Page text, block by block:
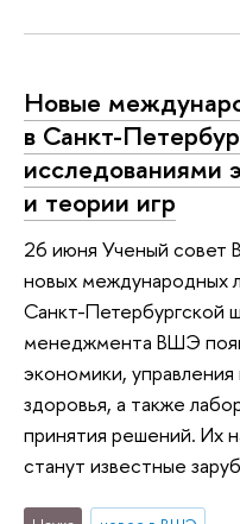
Новые
в Санкт-
исследованиями
и теории игр
26 июня Ученый совет
новых международных
Санкт-Петербургской
менеджмента ВШЭ
экономики,
здоровья, а также
принятия решений. Их
станут известные